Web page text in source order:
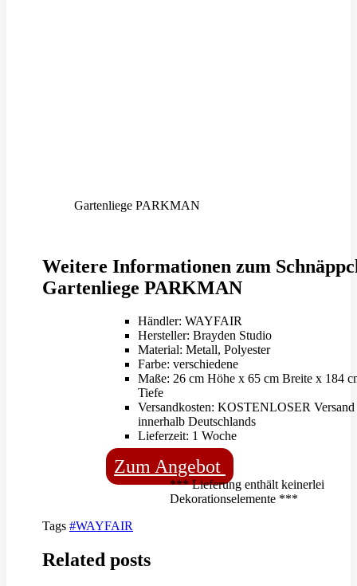
Gartenliege PARKMAN
Weitere Informationen zum
Gartenliege PARKMAN
Händler: WAYFAIR
Hersteller: Brayden Studio
Material: Metall, Polyester
Farbe: verschiedene
Maße: 26 cm Höhe x 65 cm Breite x 184
Tiefe
Versandkosten: KOSTENLOSER Versand
innerhalb Deutschlands
Lieferzeit: 1 Woche
Zum Angebot
*** Lieferung enthält keinerlei
Dekorationselemente ***
Tags #WAYFAIR
Related posts